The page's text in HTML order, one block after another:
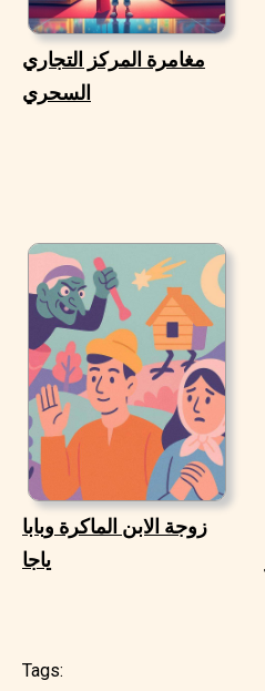
مغامرة المركز التجاري
السحري
زوجة الابن الماكرة وبابا
ياجا
Tags: